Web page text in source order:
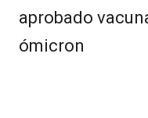
aprobado
ómicron